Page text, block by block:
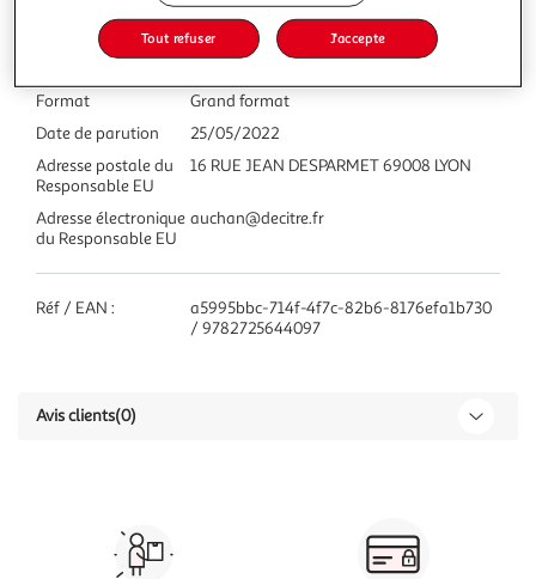
Format
Grand format
Date de parution
25/05/2022
Adresse postale du
Responsable EU
16 RUE JEAN DESPARMET 69008 LYON
Adresse électronique
du Responsable EU
auchan@decitre.fr
Réf / EAN :
a5995bbc-714f-4f7c-82b6-8176efa1b730
/ 9782725644097
Avis clients(0)
Tout refuser J'accepte